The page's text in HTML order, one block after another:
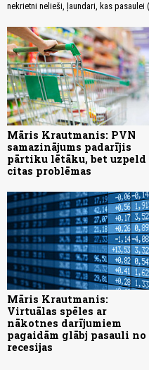
nekrietni nelieši, ļaundari, kas pasaulei
Māris Krautmanis: PVN
samazinājums padarījis
pārtiku lētāku, bet uzpeld
citas problēmas
Māris Krautmanis:
Virtuālas spēles ar
nākotnes darījumiem
pagaidām glābj pasauli no
recesijas